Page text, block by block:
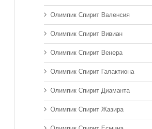
Олимпик Спирит Валенсия
Олимпик Спирит Вивиан
Олимпик Спирит Венера
Олимпик Спирит Галактиона
Олимпик Спирит Диаманта
Олимпик Спирит Жазира